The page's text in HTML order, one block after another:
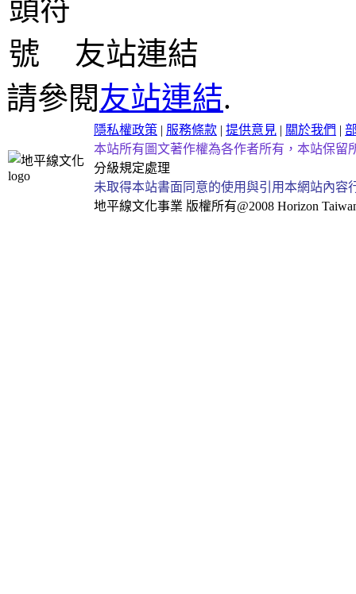
友站連結
請參閱友站連結.
隱私權政策 | 服務條款 | 提供意見 | 關於我們 |
本站所有圖文著作權為各作者所有，本站保留
分級規定處理
未取得本站書面同意的使用與引用本網站內
地平線文化事業 版權所有@2008 Horizon